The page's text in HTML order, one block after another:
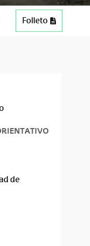
Folleto
de